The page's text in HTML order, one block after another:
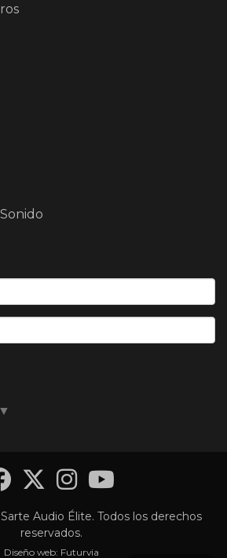
▼
Facebook
Twitter
Audio Élite. Todos los derechos
reservados.
Diseño web: Futurvia